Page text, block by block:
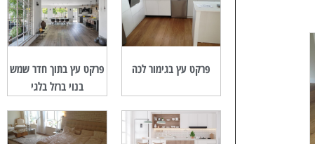
פרקט עץ בגימור לכה
פרקט עץ בתוך חדר שמש
בנוי ברזל בלגי